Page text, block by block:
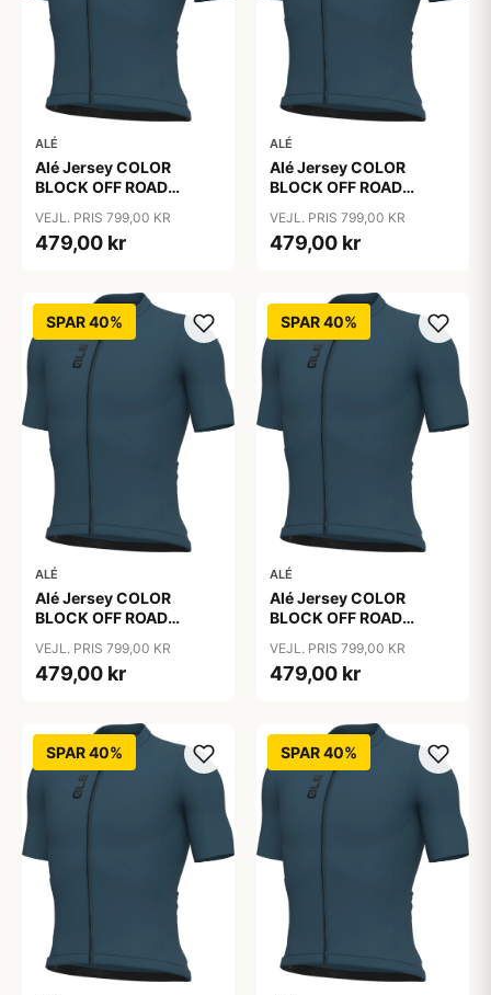
ALÉ
Alé Jersey COLOR
BLOCK OFF ROAD
VEJL. PRIS 799,00 KR
479,00 kr
ALÉ
Alé Jersey COLOR
BLOCK OFF ROAD
VEJL. PRIS 799,00 KR
479,00 kr
SPAR 40%
ALÉ
Alé Jersey COLOR
BLOCK OFF ROAD
VEJL. PRIS 799,00 KR
479,00 kr
SPAR 40%
ALÉ
Alé Jersey COLOR
BLOCK OFF ROAD
VEJL. PRIS 799,00 KR
479,00 kr
SPAR 40% SPAR 40%